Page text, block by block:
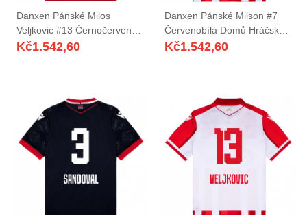
Danxen Pánské Milos
Veljkovic #13 Černočervená
Daleko Hráčské Dresy
Kč1.542,60
Danxen Pánské Milson #7
Červenobílá Domů Hráčské
Dresy 2025/26 Dres
Kč1.542,60